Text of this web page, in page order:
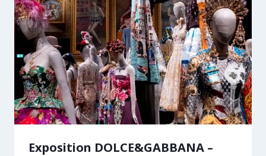
Exposition DOLCE&GABBANA –